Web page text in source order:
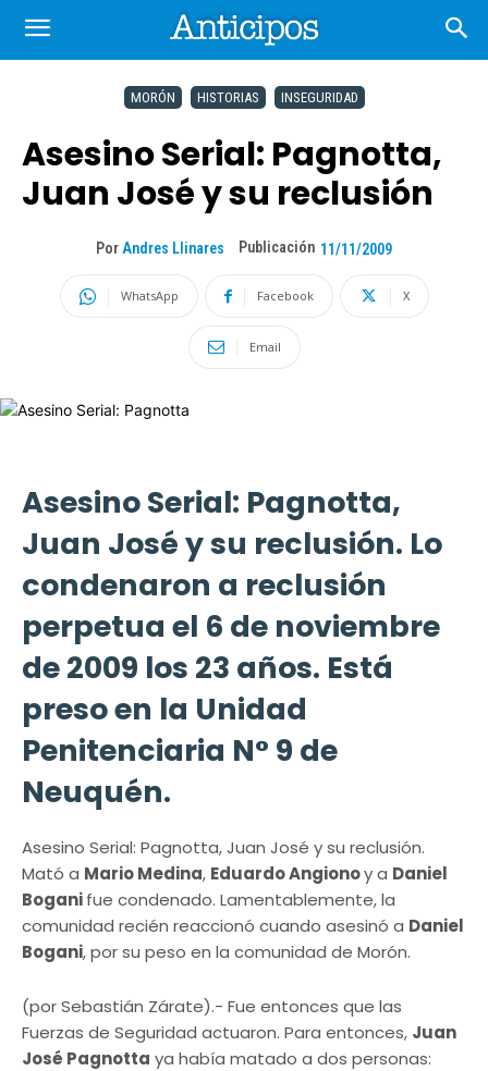
MORÓN HISTORIAS INSEGURIDAD
Asesino Serial: Pagnotta,
Juan José y su reclusión
Por Andres Llinares Publicación 11/11/2009
WhatsApp Facebook X
Email
Asesino Serial: Pagnotta,
Juan José y su reclusión. Lo
condenaron a reclusión
perpetua el 6 de noviembre
de 2009 los 23 años. Está
preso en la Unidad
Penitenciaria N° 9 de
Neuquén.
Asesino Serial: Pagnotta, Juan José y su reclusión.
Mató a Mario Medina, Eduardo Angionoy a Daniel
Boganifue condenado. Lamentablemente, la
comunidad recién reaccionó cuando asesinó a Daniel
Bogani, por su peso en la comunidad de Morón.
(por Sebastián Zárate).- Fue entonces que las
Fuerzas de Seguridad actuaron. Para entonces, Juan
José Pagnotta ya había matado a dos personas: